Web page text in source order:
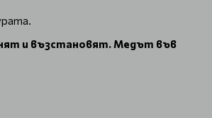
и възстановят. Медът във